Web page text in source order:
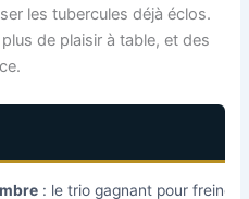
les tubercules déjà éclos.
de plaisir à table, et des
: le trio gagnant pour freiner